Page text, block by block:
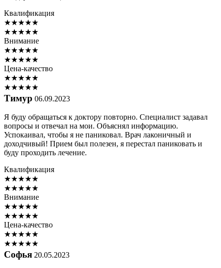
Квалификация
★★★★★
★★★★★
Внимание
★★★★★
★★★★★
Цена-качество
★★★★★
★★★★★
Тимур 06.09.2023
Я буду обращаться к доктору повторно. Специалист задавал
вопросы и отвечал на мои. Объяснял информацию.
Успокаивал, чтобы я не паниковал. Врач лаконичный и
доходчивый! Прием был полезен, я перестал паниковать и
буду проходить лечение.
Квалификация
★★★★★
★★★★★
Внимание
★★★★★
★★★★★
Цена-качество
★★★★★
★★★★★
Софья 20.05.2023